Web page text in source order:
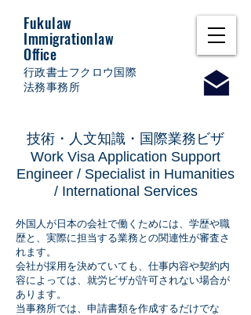
Fukulaw
Immigrationlaw
Office
行政書士フクロウ国際
法務事務所
技術・人文知識・国際業務ビザ
Work Visa Application Support
Engineer / Specialist in Humanities
/ International Services
外国人が日本の会社で働くためには、学歴や職
歴と、実際に担当する業務との関連性が審査さ
れます。
会社が採用を決めていても、仕事内容や契約内
容によっては、就労ビザが許可されない場合が
あります。
当事務所では、申請書類を作成するだけでな